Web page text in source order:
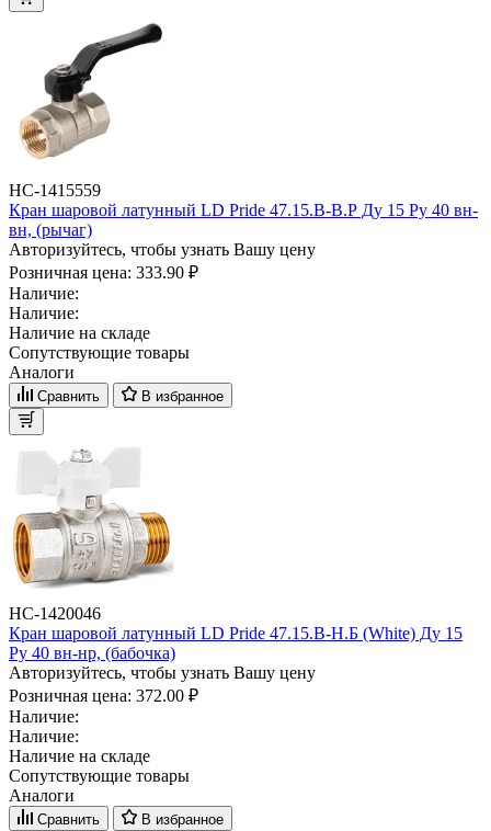
НС-1415559
Кран шаровой латунный LD Pride 47.15.B-B.Р Ду 15 Ру 40 вн-
вн, (рычаг)
Авторизуйтесь, чтобы узнать Вашу цену
Розничная цена: 333.90 ₽
Наличие:
Наличие:
Наличие на складе
Сопутствующие товары
Аналоги
Сравнить В избранное
НС-1420046
Кран шаровой латунный LD Pride 47.15.B-Н.Б (White) Ду 15
Ру 40 вн-нр, (бабочка)
Авторизуйтесь, чтобы узнать Вашу цену
Розничная цена: 372.00 ₽
Наличие:
Наличие:
Наличие на складе
Сопутствующие товары
Аналоги
Сравнить В избранное